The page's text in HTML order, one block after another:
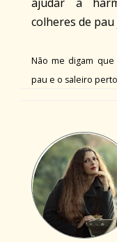
ajudar a
colheres de
Não me digam
pau e o saleiro